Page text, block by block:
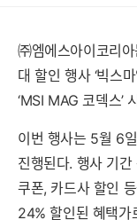
㈜엠에스아이코리
대 할인 행사 ‘빅스
‘MSI MAG 코덱스’
이번 행사는 5월 6
진행된다. 행사 기
쿠폰, 카드사 할인
24% 할인된 혜택가